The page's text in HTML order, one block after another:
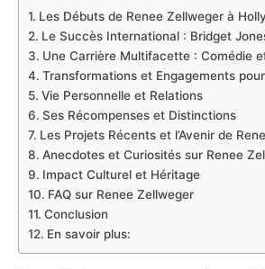
Les Débuts de Renee Zellweger à
Le Succès International : Bridget
Une Carrière Multifacette : Comédie
Transformations et Engagements
Vie Personnelle et Relations
Ses Récompenses et Distinctions
Les Projets Récents et l’Avenir de
Anecdotes et Curiosités sur Renee
Impact Culturel et Héritage
FAQ sur Renee Zellweger
Conclusion
En savoir plus: